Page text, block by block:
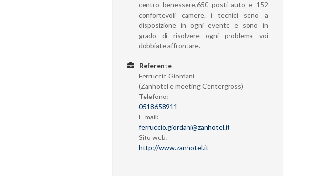
centro benessere,650 posti auto e 152
confortevoli camere. i tecnici sono a
disposizione in ogni evento e sono in
grado di risolvere ogni problema voi
dobbiate affrontare.
Referente
Ferruccio Giordani
(Zanhotel e meeting Centergross)
Telefono:
0518658911
E-mail:
ferruccio.giordani@zanhotel.it
Sito web:
http://www.zanhotel.it